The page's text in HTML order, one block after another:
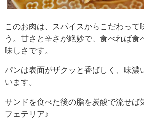
このお肉は、スパイスからこだわって
う。甘さと辛さが絶妙で、食べれば食
味しさです。
パンは表面がザクッと香ばしく、味濃
います。
サンドを食べた後の脂を炭酸で流せば
フェテリア♪